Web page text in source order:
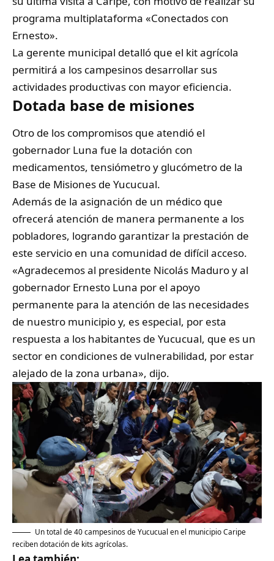
programa multiplataforma «Conectados con
Ernesto».
La gerente municipal detalló que el kit agrícola
permitirá a los campesinos desarrollar sus
actividades productivas con mayor eficiencia.
Dotada base de misiones
Otro de los compromisos que atendió el
gobernador Luna fue la dotación con
medicamentos, tensiómetro y glucómetro de la
Base de Misiones de Yucucual.
Además de la asignación de un médico que
ofrecerá atención de manera permanente a los
pobladores, logrando garantizar la prestación de
este servicio en una comunidad de difícil acceso.
«Agradecemos al presidente Nicolás Maduro y al
gobernador Ernesto Luna por el apoyo
permanente para la atención de las necesidades
de nuestro municipio y, es especial, por esta
respuesta a los habitantes de Yucucual, que es un
sector en condiciones de vulnerabilidad, por estar
alejado de la zona urbana», dijo.
Un total de 40 campesinos de Yucucual en el municipio Caripe
reciben dotación de kits agrícolas.